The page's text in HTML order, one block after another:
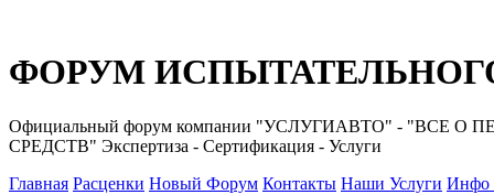
ФОРУМ
Официальный форум компании "УСЛУГИАВТО" -
СРЕДСТВ" Экспертиза - Сертификация - Услуги
Главная Расценки Новый Форум Контакты Наши Услуги Инфо